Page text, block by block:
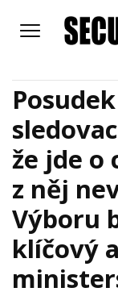
že jde o
z něj
Výboru
klíčový